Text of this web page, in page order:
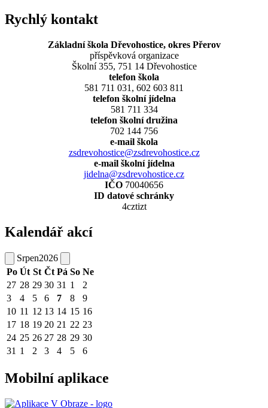
Rychlý kontakt
Základní škola Dřevohostice, okres Přerov
příspěvková organizace
Školní 355, 751 14 Dřevohostice
telefon škola
581 711 031, 602 603 811
telefon školní jídelna
581 711 334
telefon školní družina
702 144 756
e-mail škola
zsdrevohostice@zsdrevohostice.cz
e-mail školní jídelna
jidelna@zsdrevohostice.cz
IČO 70040656
ID datové schránky
4cztizt
Kalendář akcí
Srpen2026
Po Út St Čt Pá So Ne
27 28 29 30 31 1
2
3
4 5 6 7 8
9
10 11 12 13 14 15 16
17 18 19 20 21 22 23
24 25 26 27 28 29 30
31 1 2 3 4 5 6
Mobilní aplikace